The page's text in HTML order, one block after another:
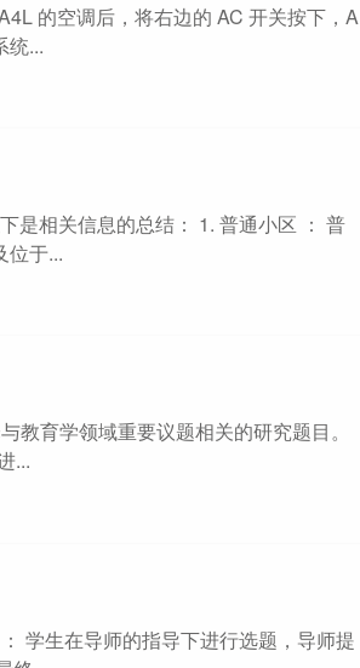
的空调后，将右边的 AC 开关按下，A
统...
是相关信息的总结： 1. 普通小区 ： 普
位于...
教育学领域重要议题相关的研究题目。
...
学生在导师的指导下进行选题，导师提